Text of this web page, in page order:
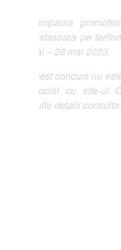
promotionala
pe teritoriul
– 28 mai 2023.
concurs nu este
cu site-ul
detalii consulta